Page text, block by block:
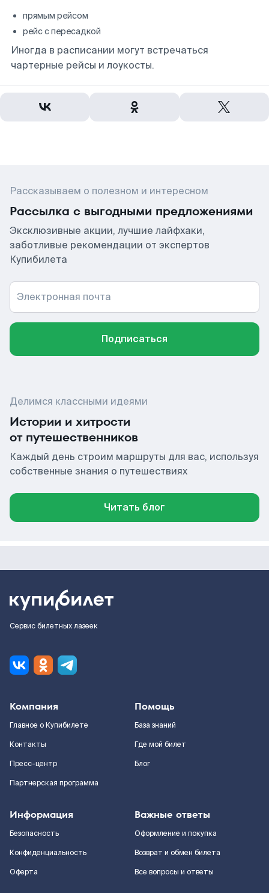
прямым рейсом
рейс с пересадкой
Иногда в расписании могут встречаться
чартерные рейсы и лоукосты.
Рассказываем о полезном и интересном
Рассылка с выгодными предложениями
Эксклюзивные акции, лучшие лайфхаки,
заботливые рекомендации от экспертов
Купибилета
Электронная почта
Подписаться
Делимся классными идеями
Истории и хитрости
от путешественников
Каждый день строим маршруты для вас, используя
собственные знания о путешествиях
Читать блог
Сервис билетных лазеек
Компания
Главное о Купибилете
Контакты
Пресс-центр
Партнерская программа
Помощь
База знаний
Где мой билет
Блог
Информация
Безопасность
Конфиденциальность
Оферта
Важные ответы
Оформление и покупка
Возврат и обмен билета
Все вопросы и ответы